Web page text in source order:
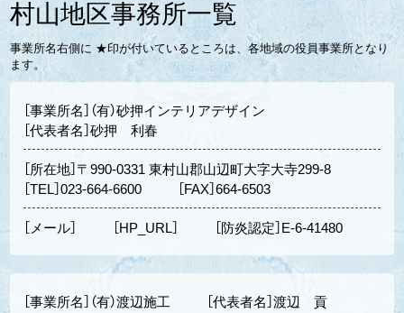
村山地区事務所一覧
事業所名右側に ★印が付いているところは、各地域の役員事業所となり
ます。
［事業所名］（有）砂押インテリアデザイン
［代表者名］砂押 利春
［所在地］〒990-0331 東村山郡山辺町大字大寺299-8
［TEL］023-664-6600
［FAX］664-6503
［メール］ ［HP_URL］ ［防炎認定］E-6-41480
［事業所名］（有）渡辺施工 ［代表者名］渡辺 貢